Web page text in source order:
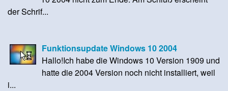
der Schrif...
Funktionsupdate Windows 10 2004
Hallo!Ich habe die Windows 10 Version 1909 und
hatte die 2004 Version noch nicht installiert, weil
i...